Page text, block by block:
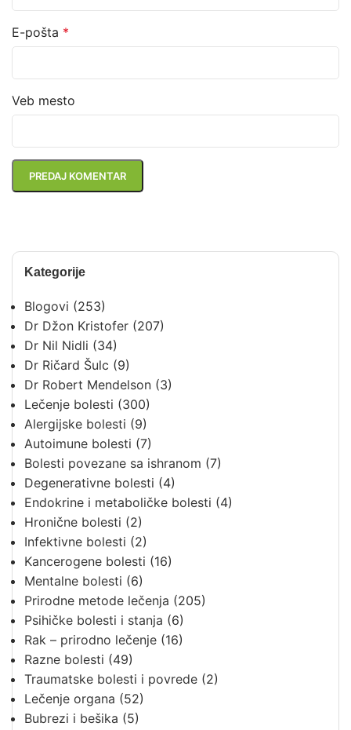
Kategorije
Blogovi (253)
Dr Džon Kristofer (207)
Dr Nil Nidli (34)
Dr Ričard Šulc (9)
Dr Robert Mendelson (3)
Lečenje bolesti (300)
Alergijske bolesti (9)
Autoimune bolesti (7)
Bolesti povezane sa ishranom (7)
Degenerativne bolesti (4)
Endokrine i metaboličke bolesti (4)
Hronične bolesti (2)
Infektivne bolesti (2)
Kancerogene bolesti (16)
Mentalne bolesti (6)
Prirodne metode lečenja (205)
Psihičke bolesti i stanja (6)
Rak – prirodno lečenje (16)
Razne bolesti (49)
Traumatske bolesti i povrede (2)
Lečenje organa (52)
Bubrezi i bešika (5)
E-pošta *
Veb mesto